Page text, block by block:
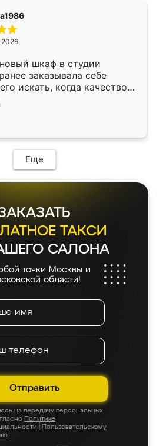
2026
шкаф в студии
заказывала себе
искать, когда качеством
Служит кухня уже почти
нет.
Еще
ТАКСИ
САЛОНА
точки Москвы и
области!
Отправить
на передачу персональных
Политике
Пользовательскому